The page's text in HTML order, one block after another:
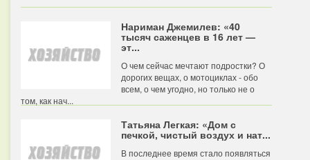
Нариман Джемилев: «40
тысяч саженцев в 16 лет —
эт...
О чем сейчас мечтают подростки? О
дорогих вещах, о мотоциклах - обо
всем, о чем угодно, но только не о
том, как нач...
Татьяна Легкая: «Дом с
печкой, чистый воздух и нат...
В последнее время стало появляться